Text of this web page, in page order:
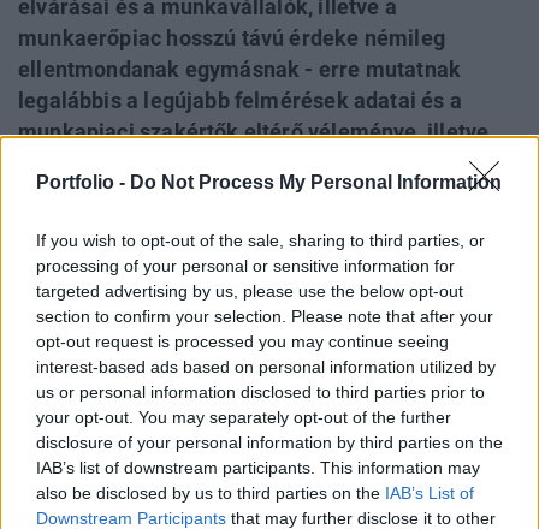
Portfolio - Do Not Process My Personal Information
If you wish to opt-out of the sale, sharing to third parties, or
processing of your personal or sensitive information for
targeted advertising by us, please use the below opt-out
section to confirm your selection. Please note that after your
opt-out request is processed you may continue seeing
interest-based ads based on personal information utilized by
us or personal information disclosed to third parties prior to
your opt-out. You may separately opt-out of the further
disclosure of your personal information by third parties on the
IAB’s list of downstream participants. This information may
also be disclosed by us to third parties on the IAB’s List of
Downstream Participants that may further disclose it to other
elvárásai és a munkavállalók, illetve a
munkaerőpiac hosszú távú érdeke némileg
ellentmondanak egymásnak - erre mutatnak
legalábbis a legújabb felmérések adatai és a
munkapiaci szakértők eltérő véleménye, illetve
diskurzus. Ahol arra a kérdésre, hogy mi lesz a
javításával és merre is haladunk tulajdonképp,
legfeljebb szomorú fejcsóválás volt a válasz.
A Magyar Közgazdasági Társaság "Foglalkoztathatóság -
a gazdaság- és társadalompolitika aktuális fókuszpontja"
címmel kedden megtartott műhelybeszélgetésének végére
többször ellentmondásokba ütköztünk. Maga az esemény
egy tanulmány (PDF) bemutatásával indult, ami a Nemzeti
Foglalkoztatási Szolgálat megbízásából készült arra, hogy
kiderítse, mik is azok az alapkompetenciák...